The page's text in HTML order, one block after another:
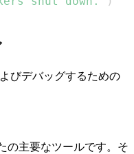
びデバッグするための
の主要なツールです。そ